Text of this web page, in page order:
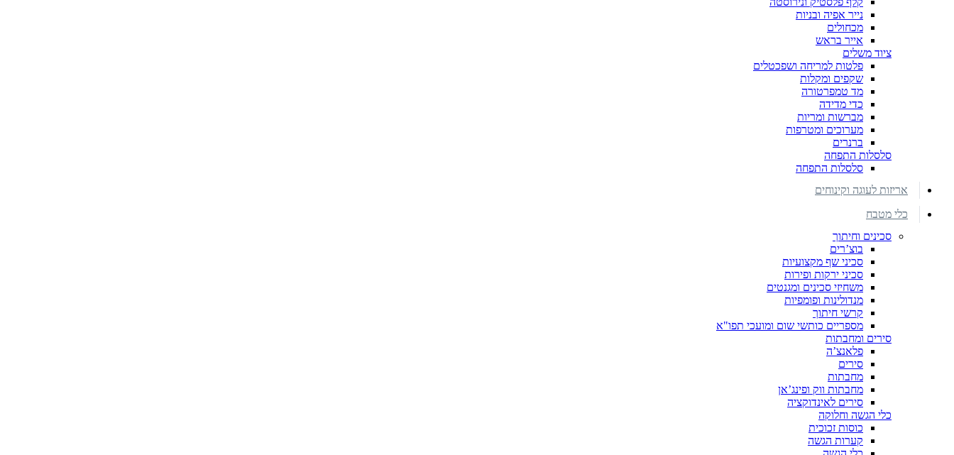
נייר אפיה ובניות
מכחולים
אייר בראש
ציוד משלים
פלטות למריחה ושפכטלים
שקפים ומקלות
מד טמפרטורה
כדי מדידה
מברשות ומריות
מערוכים ומטרפות
ברנרים
סלסלות התפחה
סלסלות התפחה
אריזות לעוגה וקינוחים
כלי מטבח
סכינים וחיתוך
בוצ’רים
סכיני שף מקצועיות
סכיני ירקות ופירות
משחיזי סכינים ומגנטים
מנדולינות ופומפיות
קרשי חיתוך
מספריים כותשי שום ומועכי תפו"א
סירים ומחבתות
פלאנצ’ה
סירים
מחבתות
מחבתות ווק ופינג’אן
סירים לאינדוקציה
כלי הגשה וחלוקה
כוסות זכוכית
קערות הגשה